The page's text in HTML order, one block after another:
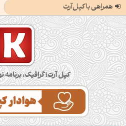
همراهی با کپل‌آرت
کپل‌آرت؛ گرافیک، برنامه‌نویسی و خلاقیت